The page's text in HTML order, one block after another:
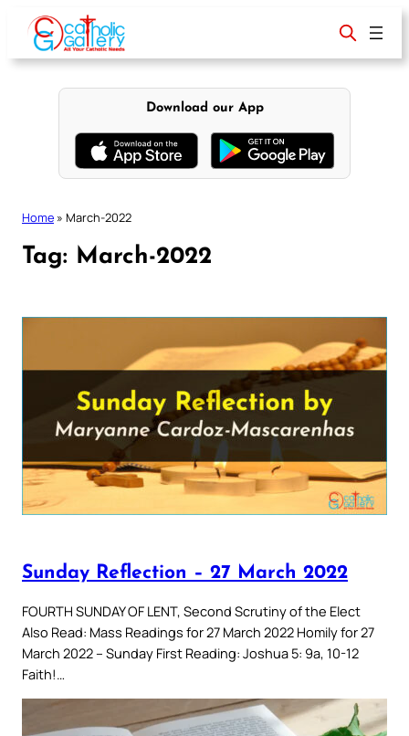
content
Download our App
Home » March-2022
Tag: March-2022
Sunday Reflection – 27 March 2022
FOURTH SUNDAY OF LENT, Second Scrutiny of the Elect
Also Read: Mass Readings for 27 March 2022 Homily for 27
March 2022 – Sunday First Reading: Joshua 5: 9a, 10-12
Faith!…